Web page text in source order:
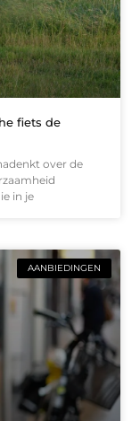
fiets de
over de
in je
AANBIEDINGEN